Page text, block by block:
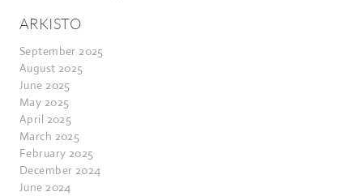
ARKISTO
September 2025
August 2025
June 2025
May 2025
April 2025
March 2025
February 2025
December 2024
June 2024